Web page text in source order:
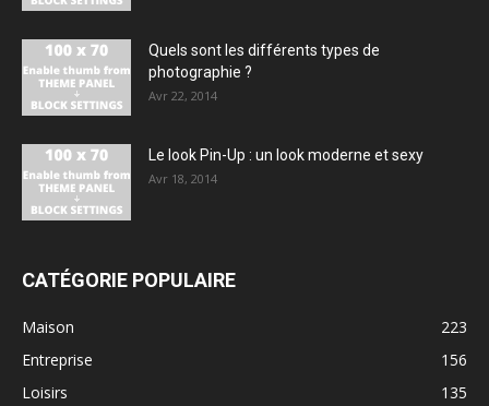
Quels sont les différents types de
photographie ?
Avr 22, 2014
Le look Pin-Up : un look moderne et sexy
Avr 18, 2014
CATÉGORIE POPULAIRE
Maison
223
Entreprise
156
Loisirs
135